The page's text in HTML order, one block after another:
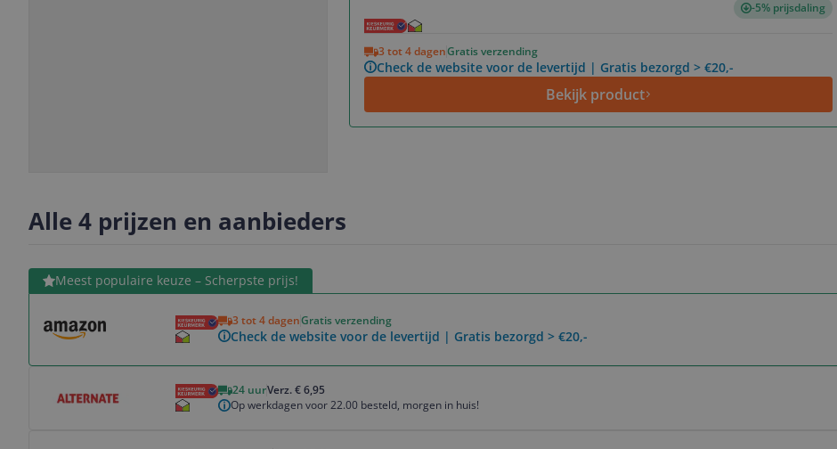
-5% prijsdaling
3 tot 4 dagenGratis verzending
Check de website voor de levertijd | Gratis bezorgd > €20,-
Bekijk product
Alle 4 prijzen en aanbieders
Meest populaire keuze – Scherpste prijs!
3 tot 4 dagenGratis verzending
Check de website voor de levertijd | Gratis bezorgd > €20,-
Bekijk product
24 uurVerz. € 6,95
Op werkdagen voor 22.00 besteld, morgen in huis!